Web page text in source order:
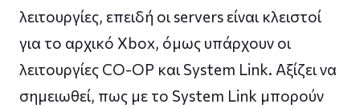
λειτουργίες, επειδή οι servers είναι κλειστοί
για το αρχικό Xbox, όμως υπάρχουν οι
λειτουργίες CO-OP και System Link. Αξίζει να
σημειωθεί, πως με το System Link μπορούν